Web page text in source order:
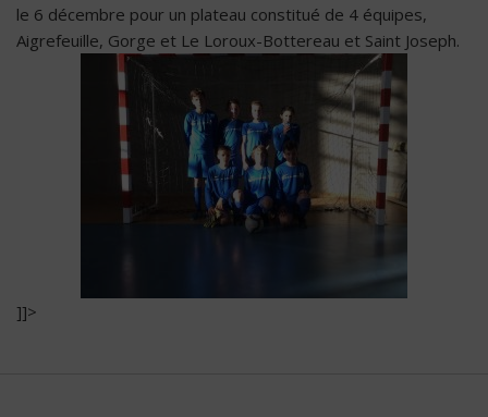
le 6 décembre pour un plateau constitué de 4 équipes,
Aigrefeuille, Gorge et Le Loroux-Bottereau et Saint Joseph.
]]>